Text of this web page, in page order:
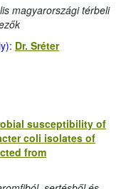
magyarországi térbeli
: Dr. Sréter
susceptibility of
coli isolates of
from